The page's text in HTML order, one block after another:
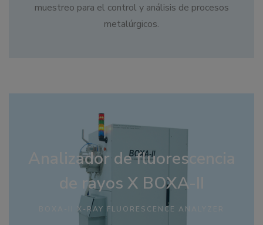
muestreo para el control y análisis de procesos
metalúrgicos.
Analizador de fluorescencia
de rayos X BOXA-II
BOXA-II X-RAY FLUORESCENCE ANALYZER